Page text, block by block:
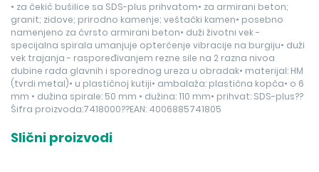
• za čekić bušilice sa SDS-plus prihvatom• za armirani beton;
granit; zidove; prirodno kamenje; veštački kamen• posebno
namenjeno za čvrsto armirani beton• duži životni vek -
specijalna spirala umanjuje opterćenje vibracije na burgiju• duži
vek trajanja - raspoređivanjem rezne sile na 2 razna nivoa
dubine rada glavnih i sporednog ureza u obradak• materijal: HM
(tvrdi metal)• u plastičnoj kutiji• ambalaža: plastična kopča• o 6
mm • dužina spirale: 50 mm • dužina: 110 mm• prihvat: SDS-plus??
Šifra proizvoda:7418000??EAN: 4006885741805
Slični proizvodi